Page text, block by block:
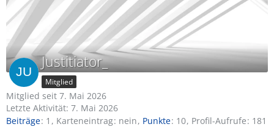
Justitiator_
Mitglied
Mitglied seit 7. Mai 2026
Letzte Aktivität: 7. Mai 2026
Beiträge 1 Karteneintrag nein Punkte 10 Profil-Aufrufe 181